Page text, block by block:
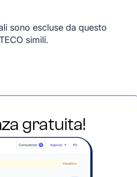
sono escluse da questo
simili.
gratuita!